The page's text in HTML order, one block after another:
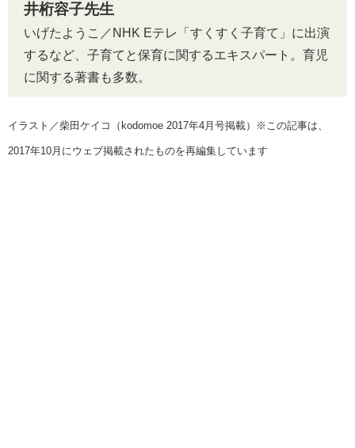
井桁容子先生
いげたようこ／NHK Eテレ「すくすく子育て」に出演
するなど、子育てと保育に関するエキスパート。育児
に関する著書も多数。
イラスト／柴田ケイコ（kodomoe 2017年4月号掲載）※この記事は、
2017年10月にウェブ掲載されたものを再編集しています